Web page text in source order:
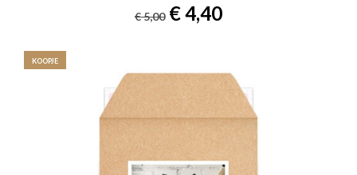
€5,00 Oorspronkelijke
prijs
€ 5,00.
€4,40Huidige
€ 4,40.
KOOPJE